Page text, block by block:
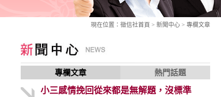
現在位置： 徵信社首頁 > 新聞中心 > 專欄文章
專欄文章 熱門話題
小三感情挽回從來都是無解題，沒標準